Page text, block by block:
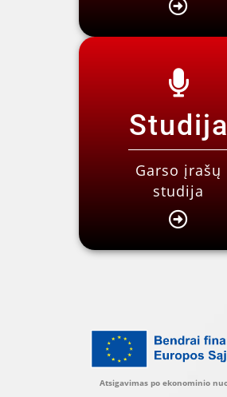
Studija
Garso įrašų
studija
Atsigavimas po ekonominio